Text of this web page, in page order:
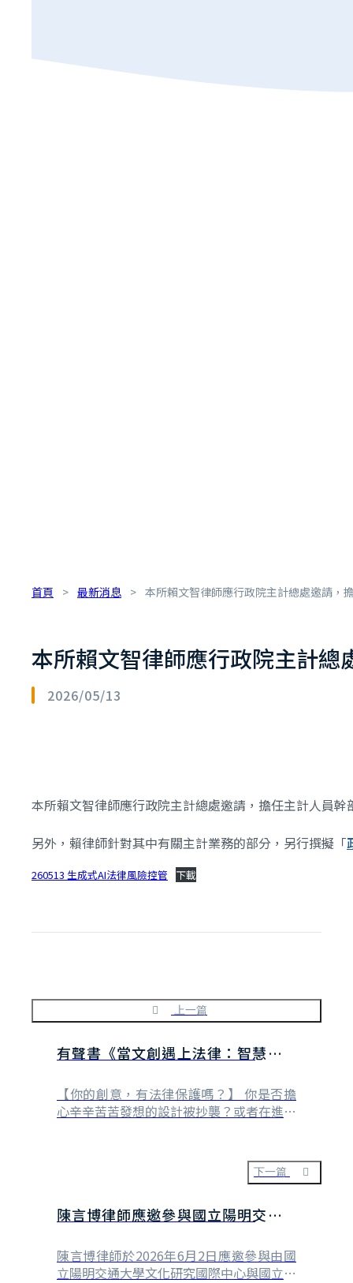
首頁 > 最新消息 > 本所賴文智律師應行政院主計總處邀請，
本所賴文智律師應行政院主計
2026/05/13
本所賴文智律師應行政院主計總處邀請，擔任主計人員
另外，賴律師針對其中有關主計業務的部分，另行撰擬「
260513 生成式AI法律風險控管 下載
上一篇
有聲書《當文創遇上法律：智慧財產
【你的創意，有法律保護嗎？】 你是否擔
心辛辛苦苦發想的設計被抄襲？或者在進行
指南—《當文創遇上法律：智慧財產的運
用》正式推出有聲書啦！ 現在起，無論是
機，就能輕鬆聽懂必備的法律知識！ 賴文
下一篇
陳言博律師應邀參與國立陽明交通大
益的競與合」研討會擔任與談人
陳言博律師於2026年6月2日應邀參與由國
立陽明交通大學文化研究國際中心與國立陽